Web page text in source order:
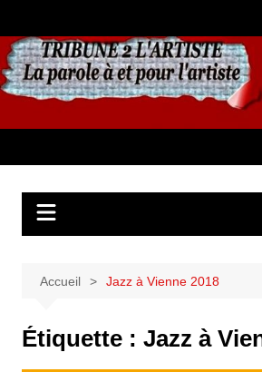
au
contenu
Accueil Jazz à Vienne 2018
Étiquette : Jazz à